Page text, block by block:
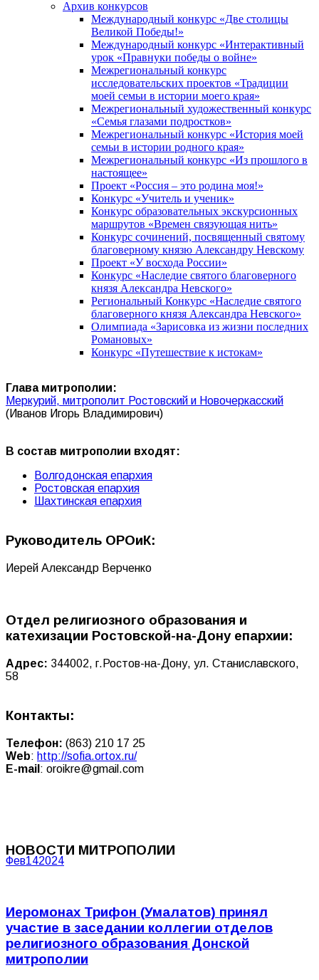
Архив конкурсов
Международный конкурс «Две столицы
Великой Победы!»
Международный конкурс «Интерактивный
урок «Правнуки победы о войне»
Межрегиональный конкурс
исследовательских проектов «Традиции
моей семьи в истории моего края»
Межрегиональный художественный конкурс
«Семья глазами подростков»
Межрегиональный конкурс «История моей
семьи в истории родного края»
Межрегиональный конкурс «Из прошлого в
настоящее»
Проект «Россия – это родина моя!»
Конкурс «Учитель и ученик»
Конкурс образовательных экскурсионных
маршрутов «Времен связующая нить»
Конкурс сочинений, посвященный святому
благоверному князю Александру Невскому
Проект «У восхода России»
Конкурс «Наследие святого благоверного
князя Александра Невского»
Региональный Конкурс «Наследие святого
благоверного князя Александра Невского»
Олимпиада «Зарисовка из жизни последних
Романовых»
Конкурс «Путешествие к истокам»
Глава митрополии:
Меркурий, митрополит Ростовский и Новочеркасский
(Иванов Игорь Владимирович)
В состав митрополии входят:
Волгодонская епархия
Ростовская епархия
Шахтинская епархия
Руководитель ОРОиК:
Иерей Александр Верченко
Отдел религиозного образования и
катехизации Ростовской-на-Дону епархии:
Адрес: 344002, г.Ростов-на-Дону, ул. Станиславского,
58
Контакты:
Телефон: (863) 210 17 25
Web: http://sofia.ortox.ru/
E-mail : oroikre@gmail.com
НОВОСТИ МИТРОПОЛИИ
Фев142024
Иеромонах Трифон (Умалатов) принял
участие в заседании коллегии отделов
религиозного образования Донской
митрополии